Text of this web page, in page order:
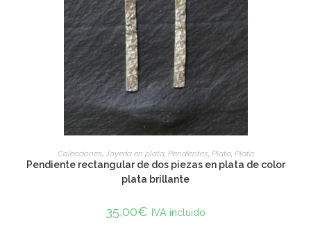
ADD TO CART
Colecciones, Joyería en plata, Pendientes, Plata, Plata
Pendiente rectangular de dos piezas en plata de color
plata brillante
35,00€ IVA incluido